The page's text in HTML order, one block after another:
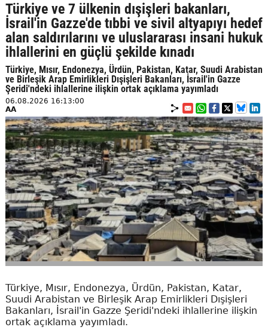
Türkiye ve 7 ülkenin dışişleri bakanları,
İsrail'in Gazze'de tıbbi ve sivil altyapıyı hedef
alan saldırılarını ve uluslararası insani hukuk
ihlallerini en güçlü şekilde kınadı
Türkiye, Mısır, Endonezya, Ürdün, Pakistan, Katar, Suudi Arabistan
ve Birleşik Arap Emirlikleri Dışişleri Bakanları, İsrail'in Gazze
Şeridi'ndeki ihlallerine ilişkin ortak açıklama yayımladı
06.08.2026 16:13:00
AA
Türkiye, Mısır, Endonezya, Ürdün, Pakistan, Katar,
Suudi Arabistan ve Birleşik Arap Emirlikleri Dışişleri
Bakanları, İsrail'in Gazze Şeridi'ndeki ihlallerine ilişkin
ortak açıklama yayımladı.